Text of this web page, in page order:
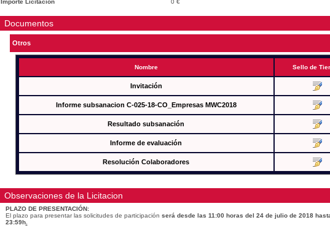
Importe Licitación
0 €
Documentos
Otros
Nombre Sello de
Invitación
Informe subsanacion C-025-18-CO_Empresas MWC2018
Resultado subsanación
Informe de evaluación
Resolución Colaboradores
Observaciones de la Licitacion
PLAZO DE PRESENTACIÓN:
El plazo para presentar las solicitudes de participación será desde las 11:00 horas del 24 de julio de 2018
23:59h.